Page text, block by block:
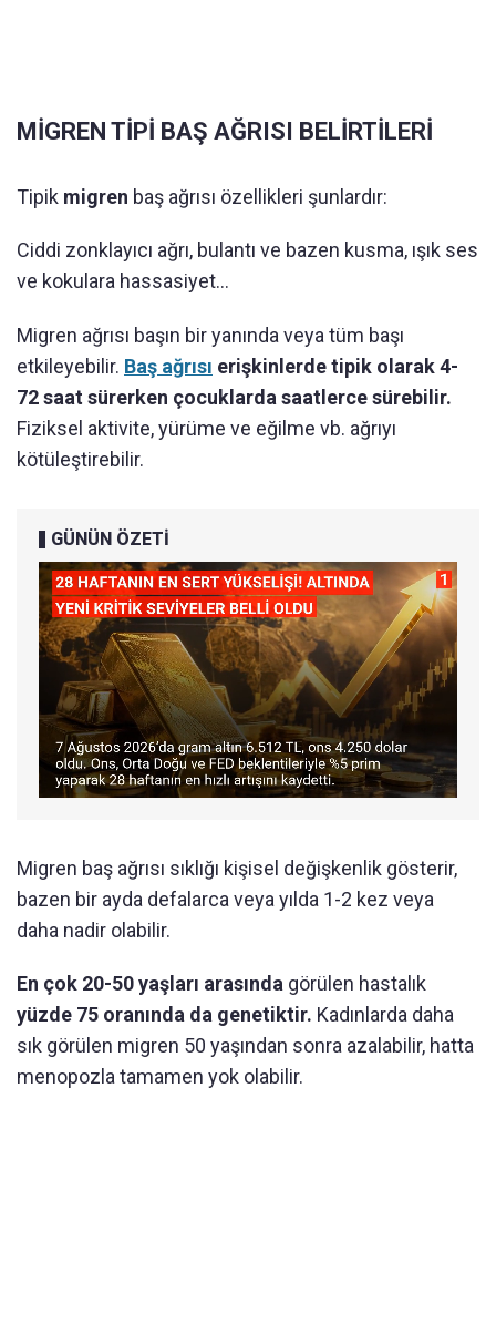
MİGREN TİPİ BAŞ AĞRISI BELİRTİLERİ
Tipik migren baş ağrısı özellikleri şunlardır:
Ciddi zonklayıcı ağrı, bulantı ve bazen kusma, ışık ses
ve kokulara hassasiyet…
Migren ağrısı başın bir yanında veya tüm başı
etkileyebilir. Baş ağrısı erişkinlerde tipik olarak 4-
72 saat sürerken çocuklarda saatlerce sürebilir.
Fiziksel aktivite, yürüme ve eğilme vb. ağrıyı
kötüleştirebilir.
GÜNÜN ÖZETİ
Migren baş ağrısı sıklığı kişisel değişkenlik gösterir,
bazen bir ayda defalarca veya yılda 1-2 kez veya
daha nadir olabilir.
En çok 20-50 yaşları arasında görülen hastalık
yüzde 75 oranında da genetiktir. Kadınlarda daha
sık görülen migren 50 yaşından sonra azalabilir, hatta
menopozla tamamen yok olabilir.